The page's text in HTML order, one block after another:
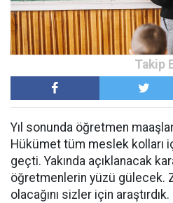
Yıl sonunda öğretmen
Hükümet tüm meslek kolları
geçti. Yakında açıklanacak
öğretmenlerin yüzü gülecek.
olacağını sizler için araştırdık.